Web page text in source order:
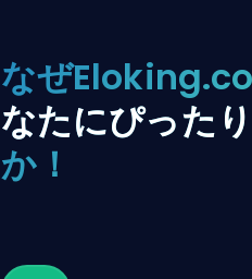
なぜ
なたにぴったり
か！